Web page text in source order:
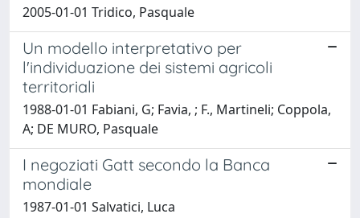
2005-01-01 Tridico, Pasquale
Un modello interpretativo per
l'individuazione dei sistemi agricoli
territoriali
1988-01-01 Fabiani, G; Favia, ; F., Martineli; Coppola,
A; DE MURO, Pasquale
I negoziati Gatt secondo la Banca
mondiale
1987-01-01 Salvatici, Luca